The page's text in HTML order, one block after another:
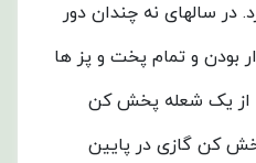
در سالهای نه چندان دور
بودن و تمام پخت و پز ها
از یک شعله پخش کن
کن گازی در پایین